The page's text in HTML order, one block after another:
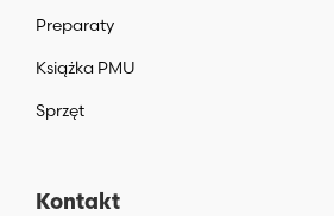
Preparaty
Książka PMU
Sprzęt
Kontakt